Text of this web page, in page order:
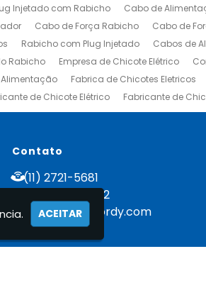
Injetado com Rabicho
Cabo de
Cabo de Força Rabicho Cabo de
Rabicho com Plug Injetado Cabos de
Rabicho Empresa de Chicote Elétrico
Fabrica de Chicotes Eletricos
de Chicote Elétrico Fabricante de
Rabicho Atox Rabicho de Força
Rabicho para Luminária
Contato
(11) 2721-5681
(11) 98277-6252
erst@conexcordy.com
ACEITAR